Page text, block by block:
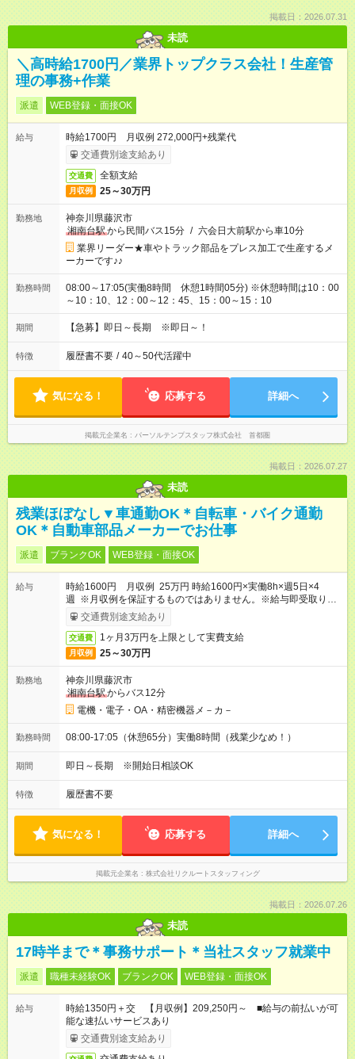
掲載日：2026.07.31
未読
＼高時給1700円／業界トップクラス会社！生産管
理の事務+作業
派遣 WEB登録・面接OK
給与
時給1700円 月収例 272,000円+残業代
交通費別途支給あり
交通費 全額支給
月収例 25～30万円
勤務地
神奈川県藤沢市
湘南台駅から民間バス15分 / 六会日大前駅から車10分
業界リーダー★車やトラック部品をプレス加工で生産するメ
ーカーです♪♪
勤務時間
08:00～17:05(実働8時間 休憩1時間05分) ※休憩時間は10：00
～10：10、12：00～12：45、15：00～15：10
期間 【急募】即日～長期 ※即日～！
特徴 履歴書不要 / 40～50代活躍中
気になる！ 応募する 詳細へ
掲載元企業名 パーソルテンプスタッフ株式会社 首都圏
掲載日：2026.07.27
未読
残業ほぼなし▼車通勤OK＊自転車・バイク通勤
OK＊自動車部品メーカーでお仕事
派遣 ブランクOK WEB登録・面接OK
給与
時給1600円 月収例 25万円 時給1600円×実働8h×週5日×4
週 ※月収例を保証するものではありません。※給与即受取りサ
ービス利用可（利用条件有）
交通費別途支給あり
交通費 1ヶ月3万円を上限として実費支給
月収例 25～30万円
勤務地
神奈川県藤沢市
湘南台駅からバス12分
電機・電子・OA・精密機器メ－カ－
勤務時間 08:00-17:05（休憩65分）実働8時間（残業少なめ！）
期間 即日～長期 ※開始日相談OK
特徴 履歴書不要
気になる！ 応募する 詳細へ
掲載元企業名 株式会社リクルートスタッフィング
掲載日：2026.07.26
未読
17時半まで＊事務サポート＊当社スタッフ就業中
派遣 職種未経験OK ブランクOK WEB登録・面接OK
給与
時給1350円＋交 【月収例】209,250円～ ■給与の前払いが可
能な速払いサービスあり
交通費別途支給あり